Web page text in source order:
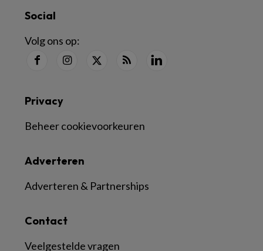
Social
Volg ons op:
Contact
Veelgestelde vragen
Adverteren
Adverteren & Partnerships
Privacy
Beheer cookievoorkeuren